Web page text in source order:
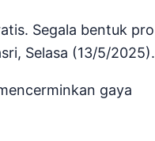
Segala bentuk pro
Selasa (13/5/2025).
gaya